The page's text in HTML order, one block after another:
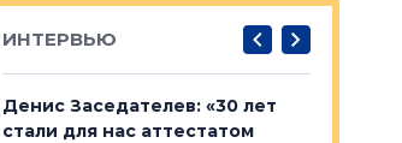
ИНТЕРВЬЮ
Денис Заседателев: «30 лет
стали для нас аттестатом